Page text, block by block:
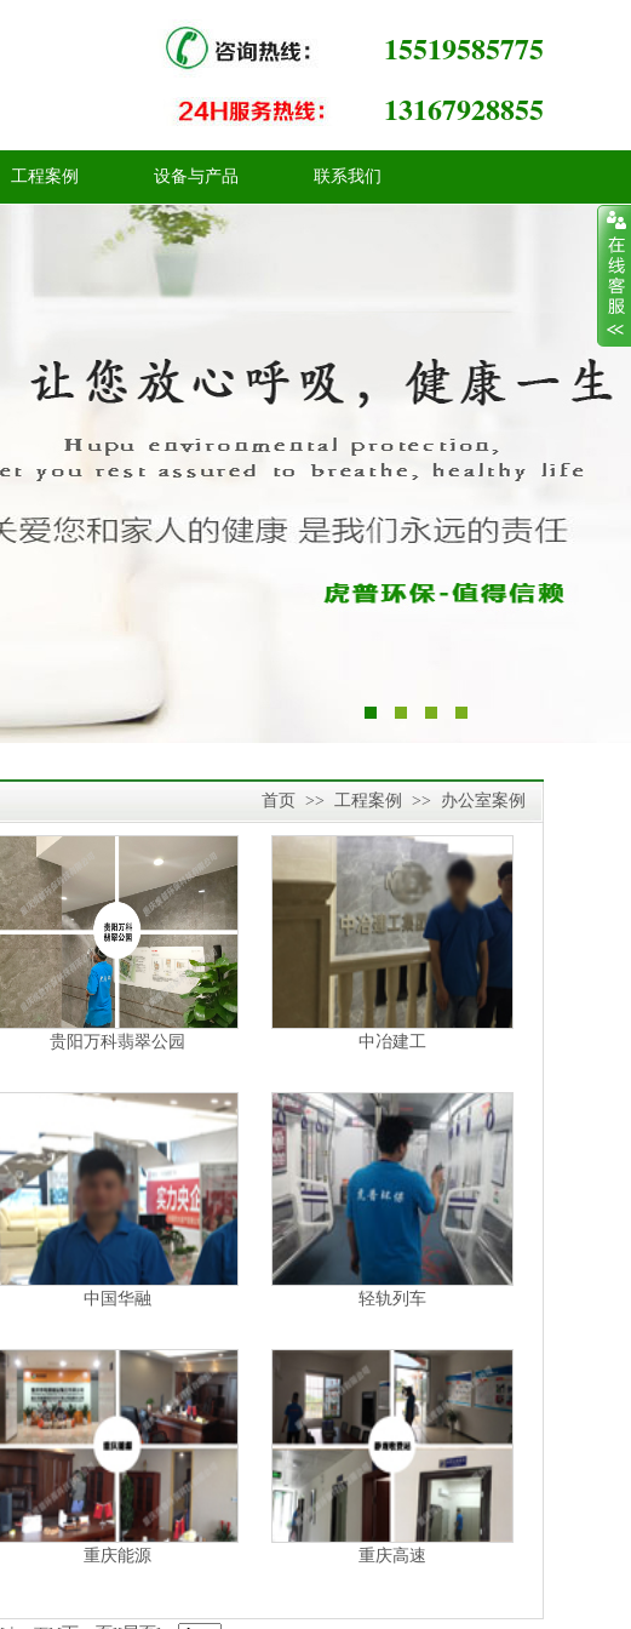
15519585775
13167928855
工程案例 设备与产品 联系我们
首页 >> 工程案例 >> 办公室案例
贵阳万科翡翠公园 中冶建工
中国华融 轻轨列车
重庆能源 重庆高速